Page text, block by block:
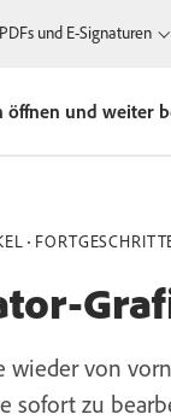
PDFs und E-Signaturen
öffnen und weiter
wieder von
sofort zu